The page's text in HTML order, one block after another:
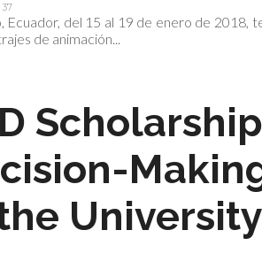
37
Ecuador, del 15 al 19 de enero de
de animación...